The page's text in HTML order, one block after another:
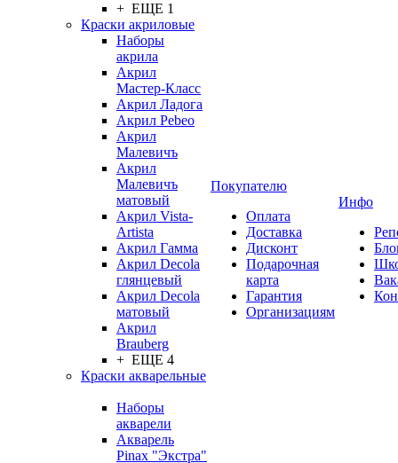
+ ЕЩЕ 1
Краски акриловые
Наборы
акрила
Акрил
Мастер-Класс
Акрил Ладога
Акрил Pebeo
Акрил
Малевичъ
Акрил
Малевичъ
матовый
Акрил Vista-
Artista
Акрил Гамма
Акрил Decola
глянцевый
Акрил Decola
матовый
Акрил
Brauberg
+ ЕЩЕ 4
Краски акварельные
Наборы
акварели
Акварель
Pinax "Экстра"
Покупателю
Оплата
Доставка
Дисконт
Подарочная
карта
Гарантия
Организациям
Инфо